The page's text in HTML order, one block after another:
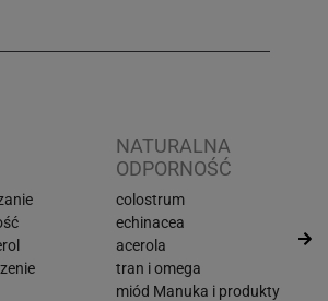
NATURALNA
ODPORNOŚĆ
colostrum
echinacea
acerola
tran i omega
miód Manuka i produkty